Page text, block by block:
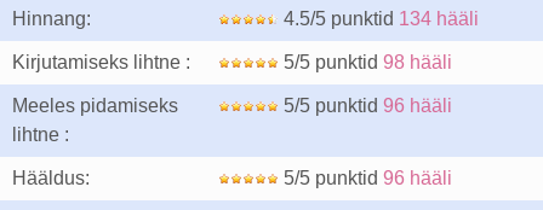
Hinnang: 4.5/5 punktid 134 hääli
Kirjutamiseks lihtne : 5/5 punktid 98 hääli
Meeles pidamiseks
lihtne :
5/5 punktid 96 hääli
Hääldus: 5/5 punktid 96 hääli